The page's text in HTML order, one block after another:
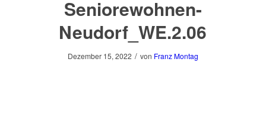
Seniorewohnen-
Neudorf_WE.2.06
Dezember 15, 2022 / von Franz Montag